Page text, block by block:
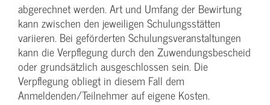
abgerechnet werden. Art und Umfang der Bewirtung
kann zwischen den jeweiligen Schulungsstätten
variieren. Bei geförderten Schulungs­veranstaltungen
kann die Verpflegung durch den Zuwendungs­bescheid
oder grundsätzlich ausgeschlossen sein. Die
Verpflegung obliegt in diesem Fall dem
Anmeldenden/­Teilnehmer auf eigene Kosten.